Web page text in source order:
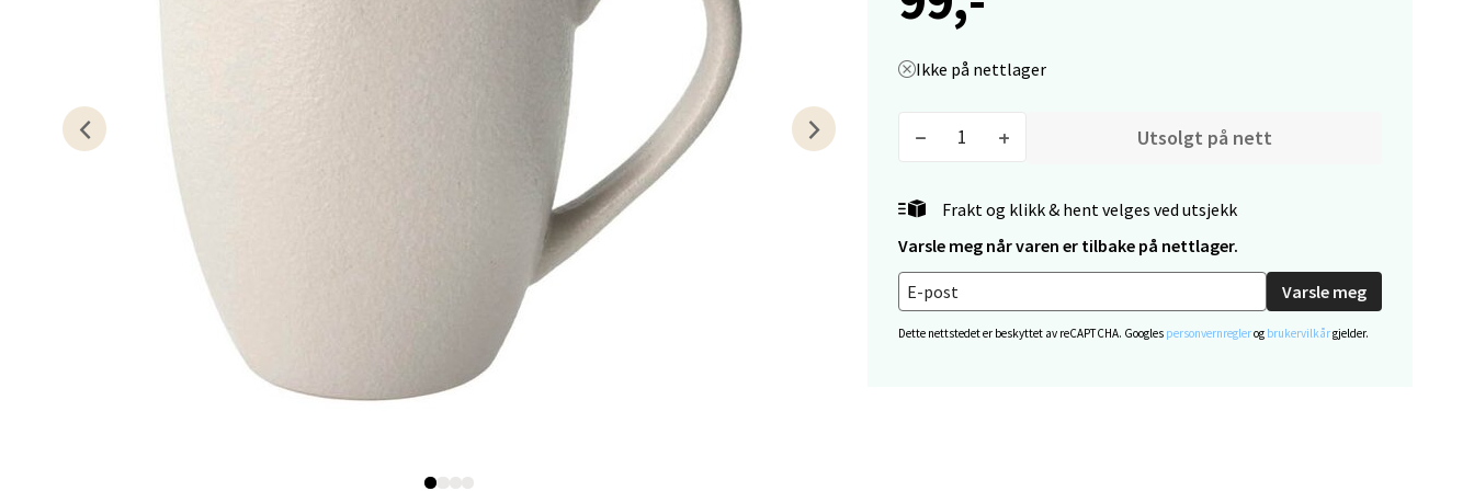
Ikke på nettlager
Utsolgt på nett
Frakt og klikk & hent velges ved utsjekk
Varsle meg når varen er tilbake på nettlager.
Varsle meg
Dette nettstedet er beskyttet av reCAPTCHA. Googles personvernreglerog brukervilkårgjelder.
Kristiansand - Markens
Lillemarkens markensgate 25B, 4611 Kristiansand
Åpent i dag 09-18
Oslo - Linderud
Erich Mogensøns vei 38, 0594 Oslo
Åpent i dag 10-21
0 i butikk